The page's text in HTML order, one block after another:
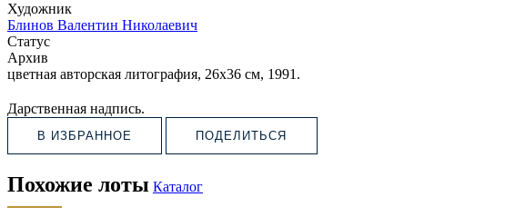
Художник
Блинов Валентин Николаевич
Статус
Архив
цветная авторская литография, 26х36 см, 1991.
Дарственная надпись.
В ИЗБРАННОЕ ПОДЕЛИТЬСЯ
Похожие лоты Каталог